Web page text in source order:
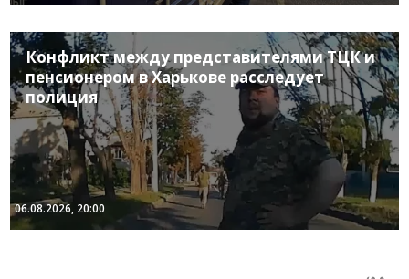
Конфликт между представителями ТЦК и
пенсионером в Харькове расследует
полиция
06.08.2026, 20:00